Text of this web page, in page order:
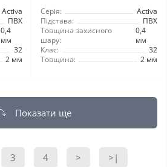
Activa
ПВХ
0,4
мм
32
2 мм
Серія:
Activa
Підстава:
ПВХ
Товщина захисного
шару:
0,4
мм
Клас:
32
Товщина:
2 мм
Показати ще
3 4 > >|